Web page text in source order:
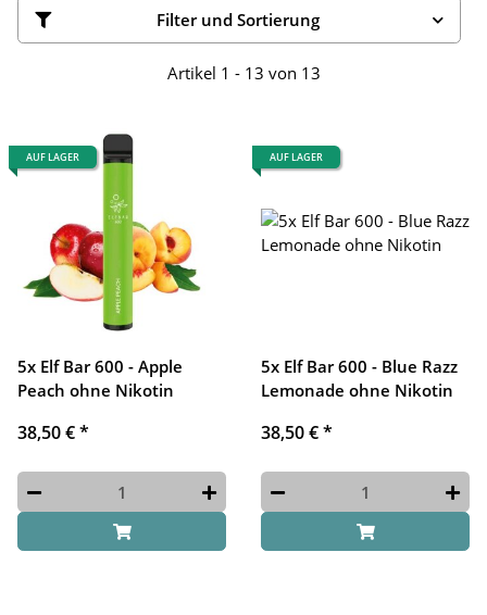
Filter und Sortierung
Artikel 1 - 13 von 13
AUF LAGER
5x Elf Bar 600 - Apple
Peach ohne Nikotin
38,50 €*
AUF LAGER
5x Elf Bar 600 - Blue Razz
Lemonade ohne Nikotin
38,50 €*